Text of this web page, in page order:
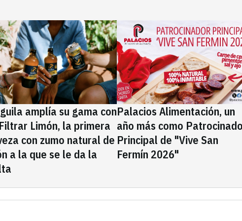
amplía su gama con
Limón, la primera
con zumo natural de
a la que se le da la
Palacios Alimentación, un
año más como
Principal de "Vive San
Fermín 2026"